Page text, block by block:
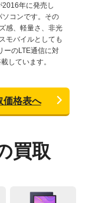
2016年に発売し
コンです。その
感、軽量さ、非光
モバイルとしても
ーのLTE通信に対
しています。
価格表へ
買取